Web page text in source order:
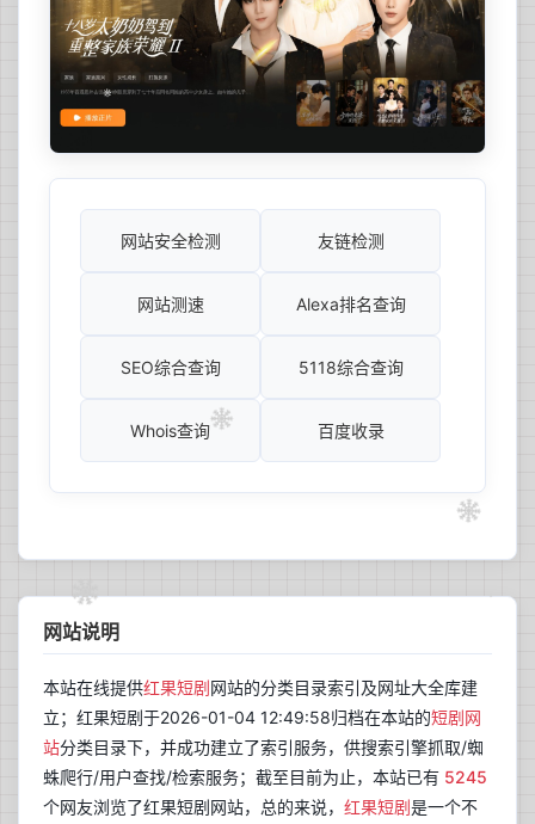
网站安全检测 友链检测
网站测速 Alexa排名查询
SEO综合查询 5118综合查询
Whois查询 百度收录
网站说明
本站在线提供红果短剧网站的分类目录索引及网址大全库建
立；红果短剧于2026-01-04 12:49:58归档在本站的短剧网
站分类目录下，并成功建立了索引服务，供搜索引擎抓取/蜘
蛛爬行/用户查找/检索服务；截至目前为止，本站已有 5245
个网友浏览了红果短剧网站，总的来说， 红果短剧是一个不